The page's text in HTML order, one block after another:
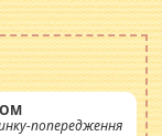
попередження